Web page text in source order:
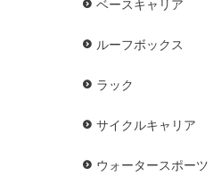
ベースキャリア
ルーフボックス
ラック
サイクルキャリア
ウォータースポーツ